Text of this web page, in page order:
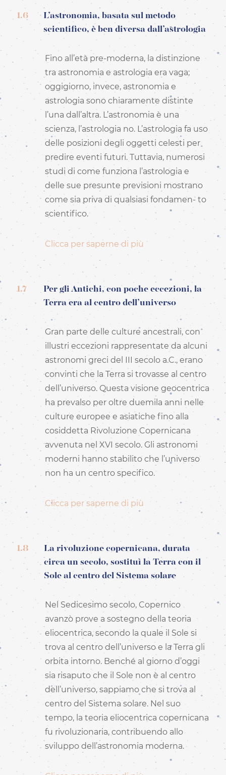
1.6
L’astronomia, basata sul metodo
scientifico, è ben diversa dall’astrologia
Fino all’età pre-moderna, la distinzione
tra astronomia e astrologia era vaga;
oggigiorno, invece, astronomia e
astrologia sono chiaramente distinte
l’una dall’altra. L’astronomia è una
scienza, l’astrologia no. L’astrologia fa uso
delle posizioni degli oggetti celesti per
predire eventi futuri. Tuttavia, numerosi
studi di come funziona l’astrologia e
delle sue presunte previsioni mostrano
come sia priva di qualsiasi fondamen- to
scientifico.
Clicca per saperne di più
1.7
Per gli Antichi, con poche eccezioni, la
Terra era al centro dell’universo
Gran parte delle culture ancestrali, con
illustri eccezioni rappresentate da alcuni
astronomi greci del III secolo a.C., erano
convinti che la Terra si trovasse al centro
dell’universo. Questa visione geocentrica
ha prevalso per oltre duemila anni nelle
culture europee e asiatiche fino alla
cosiddetta Rivoluzione Copernicana
avvenuta nel XVI secolo. Gli astronomi
moderni hanno stabilito che l’universo
non ha un centro specifico.
Clicca per saperne di più
1.8
La rivoluzione copernicana, durata
circa un secolo, sostituì la Terra con il
Sole al centro del Sistema solare
Nel Sedicesimo secolo, Copernico
avanzò prove a sostegno della teoria
eliocentrica, secondo la quale il Sole si
trova al centro dell’universo e la Terra gli
orbita intorno. Benché al giorno d’oggi
sia risaputo che il Sole non è al centro
dell’universo, sappiamo che si trova al
centro del Sistema solare. Nel suo
tempo, la teoria eliocentrica copernicana
fu rivoluzionaria, contribuendo allo
sviluppo dell’astronomia moderna.